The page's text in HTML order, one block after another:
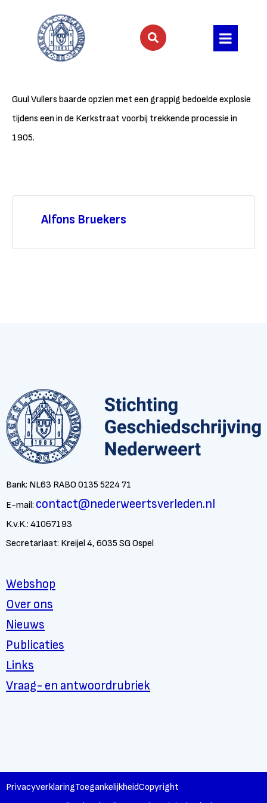
Guul Vullers baarde opzien met een grappig bedoelde explosie
tijdens een in de Kerkstraat voorbij trekkende processie in
1905.
Alfons Bruekers
Bank: NL63 RABO 0135 5224 71
E-mail: contact@nederweertsverleden.nl
K.v.K.: 41067193
Secretariaat: Kreijel 4, 6035 SG Ospel
Webshop
Over ons
Nieuws
Publicaties
Links
Vraag- en antwoordrubriek
PrivacyverklaringToegankelijkheidCopyright